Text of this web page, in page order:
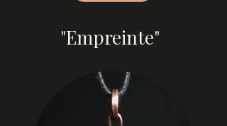
"Empreinte"